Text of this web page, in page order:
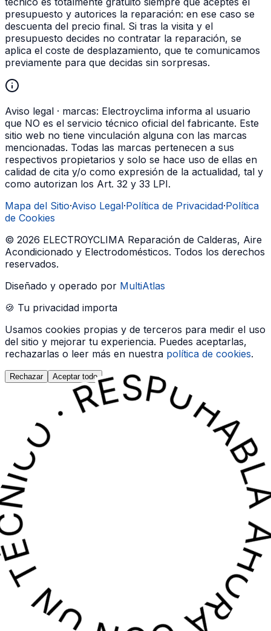
presupuesto y autorices la reparación: en ese caso se
descuenta del precio final. Si tras la visita y el
presupuesto decides no contratar la reparación, se
aplica el coste de desplazamiento, que te comunicamos
previamente para que decidas sin sorpresas.
Aviso legal · marcas: Electroyclima informa al usuario
que NO es el servicio técnico oficial del fabricante. Este
sitio web no tiene vinculación alguna con las marcas
mencionadas. Todas las marcas pertenecen a sus
respectivos propietarios y solo se hace uso de ellas en
calidad de cita y/o como expresión de la actualidad, tal y
como autorizan los Art. 32 y 33 LPI.
Mapa del Sitio·Aviso Legal·Política de Privacidad·Política
de Cookies
© 2026 ELECTROYCLIMA Reparación de Calderas, Aire
Acondicionado y Electrodomésticos. Todos los derechos
reservados.
Diseñado y operado por MultiAtlas
🍪 Tu privacidad importa
Usamos cookies propias y de terceros para medir el uso
del sitio y mejorar tu experiencia. Puedes aceptarlas,
rechazarlas o leer más en nuestra política de cookies.
Rechazar Aceptar todoINMEDIATA · HABLA
INMEDIATA · HABLA